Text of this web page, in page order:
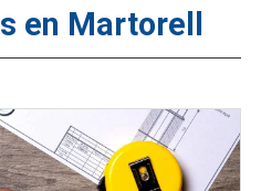
en Martorell